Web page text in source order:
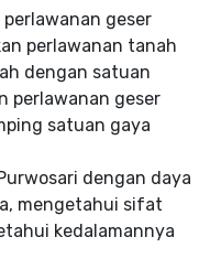
geser
perlawanan tanah
dengan satuan
perlawanan geser
satuan gaya
dengan daya
mengetahui sifat
kedalamannya